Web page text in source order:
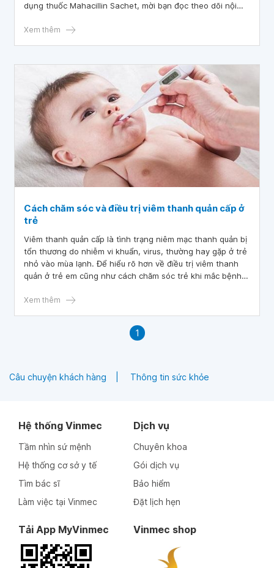
dụng thuốc Mahacillin Sachet, mời bạn đọc theo dõi nội
Xem thêm
Cách chăm sóc và điều trị viêm thanh quản cấp ở
trẻ
Viêm thanh quản cấp là tình trạng niêm mạc thanh quản bị
tổn thương do nhiễm vi khuẩn, virus, thường hay gặp ở trẻ
nhỏ vào mùa lạnh. Để hiểu rõ hơn về điều trị viêm thanh
quản ở trẻ em cũng như cách chăm sóc trẻ khi mắc bệnh,
Xem thêm
1
Câu chuyện khách hàng Thông tin sức khỏe
Hệ thống Vinmec
Tầm nhìn sứ mệnh
Hệ thống cơ sở y tế
Tìm bác sĩ
Làm việc tại Vinmec
Dịch vụ
Chuyên khoa
Gói dịch vụ
Bảo hiểm
Đặt lịch hẹn
Tải App MyVinmec Vinmec shop